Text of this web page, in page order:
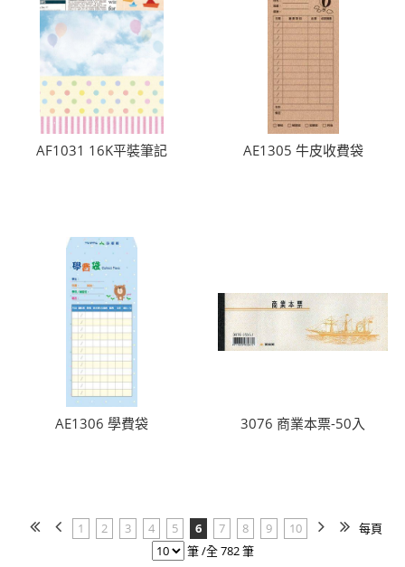
AF1031 16K平裝筆記 AE1305 牛皮收費袋
AE1306 學費袋 3076 商業本票-50入
1 2 3 4 5 6 7 8 9 10
每頁
筆 /全 782 筆